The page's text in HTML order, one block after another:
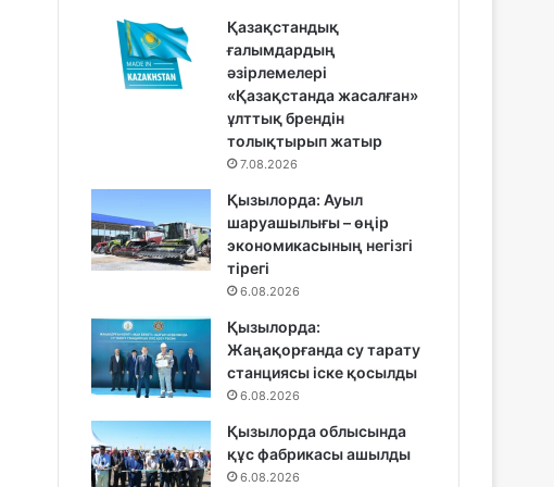
Қазақстандық
ғалымдардың
әзірлемелері
«Қазақстанда жасалған»
ұлттық брендін
толықтырып жатыр
7.08.2026
Қызылорда: Ауыл
шаруашылығы – өңір
экономикасының негізгі
тірегі
6.08.2026
Қызылорда:
Жаңақорғанда су тарату
станциясы іске қосылды
6.08.2026
Қызылорда облысында
құс фабрикасы ашылды
6.08.2026